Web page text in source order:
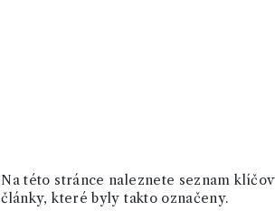
Na této stránce naleznete seznam
články, které byly takto označeny.